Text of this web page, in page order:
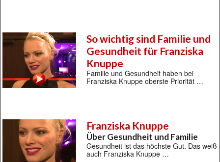
So wichtig sind Familie und
Gesundheit für Franziska
Knuppe
Familie und Gesundheit haben bei
Franziska Knuppe oberste Priorität …
Franziska Knuppe
Über Gesundheit und Familie
Gesundheit ist das höchste Gut. Das weiß
auch Franziska Knuppe …